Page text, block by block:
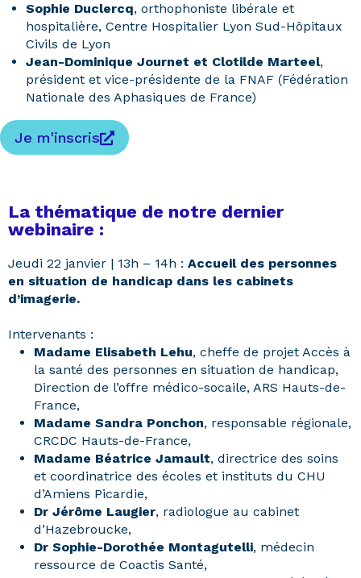
Sophie Duclercq, orthophoniste libérale et
hospitalière, Centre Hospitalier Lyon Sud-Hôpitaux
Civils de Lyon
Jean-Dominique Journet et Clotilde Marteel,
président et vice-présidente de la FNAF (Fédération
Nationale des Aphasiques de France)
Je m'inscris
La thématique de notre dernier
webinaire :
Jeudi 22 janvier | 13h – 14h : Accueil des personnes
en situation de handicap dans les cabinets
d’imagerie.
Intervenants :
Madame Elisabeth Lehu, cheffe de projet Accès à
la santé des personnes en situation de handicap,
Direction de l’offre médico-socaile, ARS Hauts-de-
France,
Madame Sandra Ponchon, responsable régionale,
CRCDC Hauts-de-France,
Madame Béatrice Jamault, directrice des soins
et coordinatrice des écoles et instituts du CHU
d’Amiens Picardie,
Dr Jérôme Laugier, radiologue au cabinet
d’Hazebroucke,
Dr Sophie-Dorothée Montagutelli, médecin
ressource de Coactis Santé,